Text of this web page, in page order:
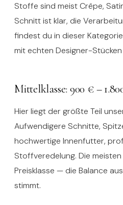
Stoffe sind meist Crêpe,
Schnitt ist klar, die
findest du in dieser
mit echten Designer-
Mittelklasse: 900 € –
Hier liegt der größte Teil
Aufwendigere Schnitte,
hochwertige Innenfutter,
Stoffveredelung. Die
Preisklasse — die Balance
stimmt.